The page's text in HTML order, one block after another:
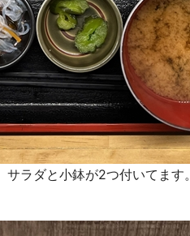
ラダと小鉢が2つ付いてます。